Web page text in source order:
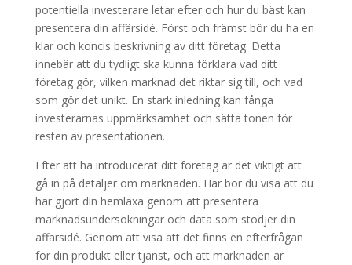
potentiella investerare letar efter och hur du bäst kan
presentera din affärsidé. Först och främst bör du ha en
klar och koncis beskrivning av ditt företag. Detta
innebär att du tydligt ska kunna förklara vad ditt
företag gör, vilken marknad det riktar sig till, och vad
som gör det unikt. En stark inledning kan fånga
investerarnas uppmärksamhet och sätta tonen för
resten av presentationen.
Efter att ha introducerat ditt företag är det viktigt att
gå in på detaljer om marknaden. Här bör du visa att du
har gjort din hemläxa genom att presentera
marknadsundersökningar och data som stödjer din
affärsidé. Genom att visa att det finns en efterfrågan
för din produkt eller tjänst, och att marknaden är